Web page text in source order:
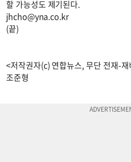
할 가능성도 제기된다.
jhcho@yna.co.kr
(끝)
<저작권자(c) 연합뉴스, 무단 전재-
조준형